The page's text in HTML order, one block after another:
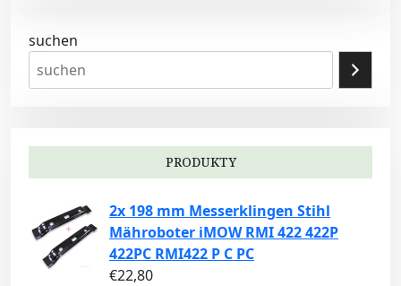
suchen
PRODUKTY
2x 198 mm Messerklingen Stihl
Mähroboter iMOW RMI 422 422P
422PC RMI422 P C PC
€22,80